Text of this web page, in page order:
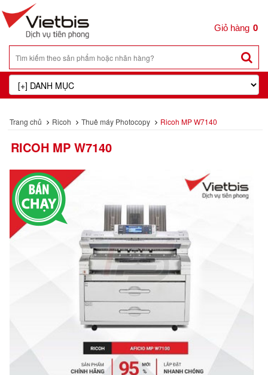
0
Trang chủ Ricoh Thuê máy Photocopy Ricoh MP W7140
RICOH MP W7140